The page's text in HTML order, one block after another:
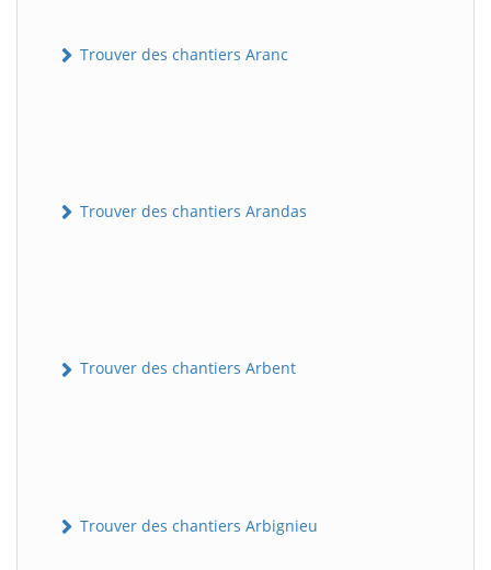
Trouver des chantiers Aranc
Trouver des chantiers Arandas
Trouver des chantiers Arbent
Trouver des chantiers Arbignieu